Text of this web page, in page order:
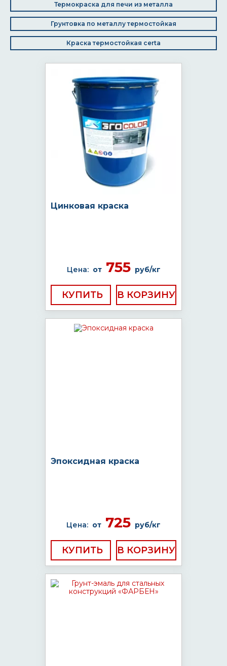
Термокраска для печи из металла
Грунтовка по металлу термостойкая
Краска термостойкая certa
Цинковая краска
Цена: от755 руб/кг
КУПИТЬ
Эпоксидная краска
Цена: от 725 руб/кг
КУПИТЬ